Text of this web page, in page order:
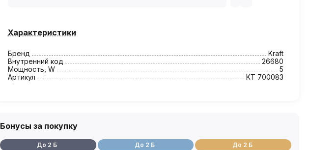
Характеристики
Бренд
Kraft
Внутренний код
26680
Мощность, W
5
Артикул
KT 700083
Бонусы за покупку
До 2 Б
До 2 Б
До 2 Б